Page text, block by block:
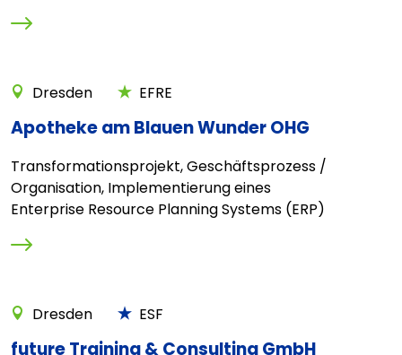
Dresden EFRE
Apotheke am Blauen Wunder OHG
Transformationsprojekt, Geschäftsprozess /
Organisation, Implementierung eines
Enterprise Resource Planning Systems (ERP)
Dresden ESF
future Training & Consulting GmbH